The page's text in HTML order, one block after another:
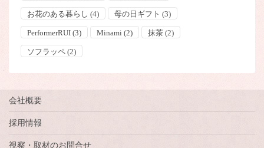
お花のある暮らし (4) 母の日ギフト (3)
PerformerRUI(3) Minami (2) 抹茶(2)
ソフラッペ(2)
会社概要
採用情報
視察・取材のお問合せ